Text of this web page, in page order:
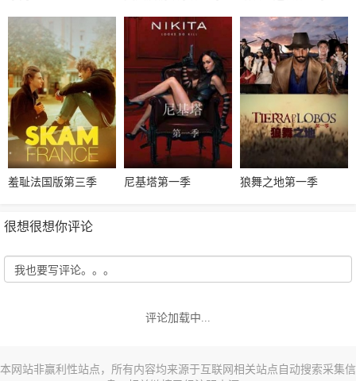
羞耻法国版第三季 尼基塔第一季 狼舞之地第一季
很想很想你评论
评论加载中...
本网站非赢利性站点，所有内容均来源于互联网相关站点自动搜索采集信